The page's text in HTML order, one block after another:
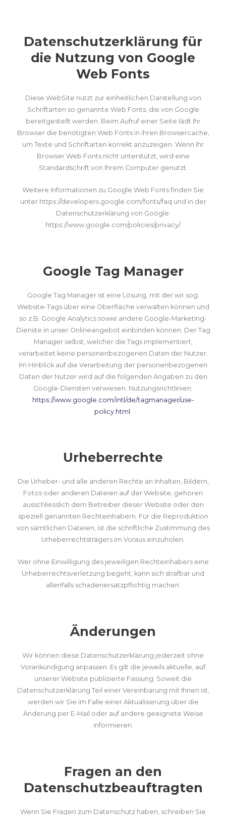
Datenschutzerklärung für
die Nutzung von Google
Web Fonts
Diese WebSite nutzt zur einheitlichen Darstellung von
Schriftarten so genannte Web Fonts, die von Google
bereitgestellt werden. Beim Aufruf einer Seite lädt Ihr
Browser die benötigten Web Fonts in ihren Browsercache,
um Texte und Schriftarten korrekt anzuzeigen. Wenn Ihr
Browser Web Fonts nicht unterstützt, wird eine
Standardschrift von Ihrem Computer genutzt.
Weitere Informationen zu Google Web Fonts finden Sie
unter https://developers.google.com/fonts/faq und in der
Datenschutzerklärung von Google:
https://www.google.com/policies/privacy/
Google Tag Manager
Google Tag Manager ist eine Lösung, mit der wir sog.
Website-Tags über eine Oberfläche verwalten können und
so z.B. Google Analytics sowie andere Google-Marketing-
Dienste in unser Onlineangebot einbinden können. Der Tag
Manager selbst, welcher die Tags implementiert,
verarbeitet keine personenbezogenen Daten der Nutzer.
Im Hinblick auf die Verarbeitung der personenbezogenen
Daten der Nutzer wird auf die folgenden Angaben zu den
Google-Diensten verwiesen. Nutzungsrichtlinien:
https://www.google.com/intl/de/tagmanager/use-
policy.html
Urheberrechte
Die Urheber- und alle anderen Rechte an Inhalten, Bildern,
Fotos oder anderen Dateien auf der Website, gehören
ausschliesslich dem Betreiber dieser Website oder den
speziell genannten Rechteinhabern. Für die Reproduktion
von sämtlichen Dateien, ist die schriftliche Zustimmung des
Urheberrechtsträgers im Voraus einzuholen.
Wer ohne Einwilligung des jeweiligen Rechteinhabers eine
Urheberrechtsverletzung begeht, kann sich strafbar und
allenfalls schadenersatzpflichtig machen.
Änderungen
Wir können diese Datenschutzerklärung jederzeit ohne
Vorankündigung anpassen. Es gilt die jeweils aktuelle, auf
unserer Website publizierte Fassung. Soweit die
Datenschutzerklärung Teil einer Vereinbarung mit Ihnen ist,
werden wir Sie im Falle einer Aktualisierung über die
Änderung per E-Mail oder auf andere geeignete Weise
informieren.
Fragen an den
Datenschutzbeauftragten
Wenn Sie Fragen zum Datenschutz haben, schreiben Sie